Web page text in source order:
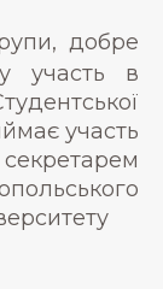
добре
участь в
участь